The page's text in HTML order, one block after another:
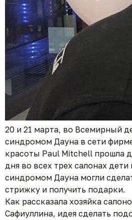
20 и 21 марта, во Всемирный
синдромом Дауна в сети
красоты Paul Mitchell прошла
дня во всех трех салонах
синдромом Дауна могли
стрижку и получить подарки.
Как рассказала хозяйка
Сафиуллина, идея сделать